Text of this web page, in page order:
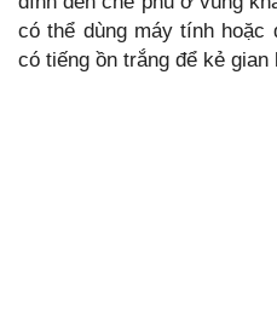
có thể dùng máy tính hoặc
có tiếng ồn trắng để kẻ gian